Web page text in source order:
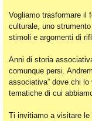
Vogliamo trasformare il
culturale, uno
stimoli e argomenti di
Anni di storia
comunque persi.
associativa” dove chi
tematiche di cui
Ti invitiamo a visitare le